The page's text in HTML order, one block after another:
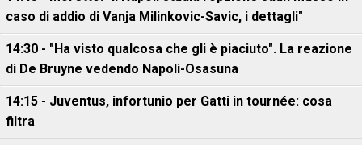
caso di addio di Vanja Milinkovic-Savic, i dettagli"
14:30 - "Ha visto qualcosa che gli è piaciuto". La reazione
di De Bruyne vedendo Napoli-Osasuna
14:15 - Juventus, infortunio per Gatti in tournée: cosa
filtra